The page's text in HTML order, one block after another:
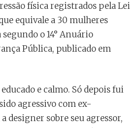
física registrados pela Lei
equivale a 30 mulheres
o 14° Anuário
Pública, publicado em
e calmo. Só depois fui
agressivo com ex-
designer sobre seu agressor,